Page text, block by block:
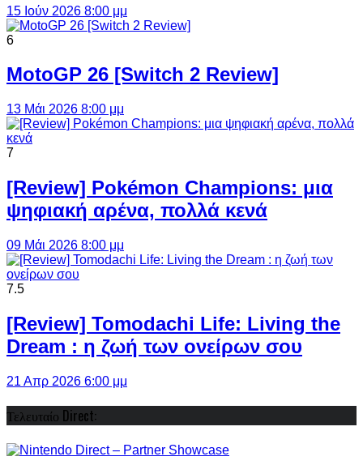
15 Ιούν 2026 8:00 μμ
6
MotoGP 26 [Switch 2 Review]
13 Μάι 2026 8:00 μμ
7
[Review] Pokémon Champions: μια
ψηφιακή αρένα, πολλά κενά
09 Μάι 2026 8:00 μμ
7.5
[Review] Tomodachi Life: Living the
Dream : η ζωή των ονείρων σου
21 Απρ 2026 6:00 μμ
Τελευταίο Direct: